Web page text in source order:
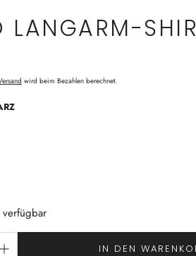
LANGARM-
wird beim Bezahlen berechnet.
IN DEN